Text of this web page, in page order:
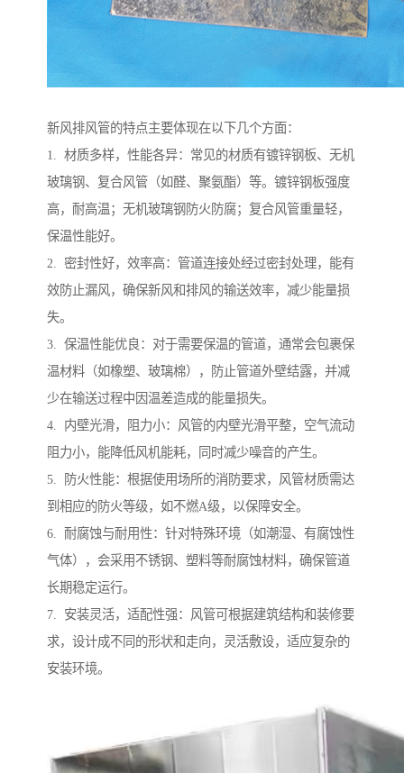
新风排风管的特点主要体现在以下几个方面：
1. 材质多样，性能各异：常见的材质有镀锌钢板、无机
玻璃钢、复合风管（如醛、聚氨酯）等。镀锌钢板强度
高，耐高温；无机玻璃钢防火防腐；复合风管重量轻，
保温性能好。
2. 密封性好，效率高：管道连接处经过密封处理，能有
效防止漏风，确保新风和排风的输送效率，减少能量损
失。
3. 保温性能优良：对于需要保温的管道，通常会包裹保
温材料（如橡塑、玻璃棉），防止管道外壁结露，并减
少在输送过程中因温差造成的能量损失。
4. 内壁光滑，阻力小：风管的内壁光滑平整，空气流动
阻力小，能降低风机能耗，同时减少噪音的产生。
5. 防火性能：根据使用场所的消防要求，风管材质需达
到相应的防火等级，如不燃A级，以保障安全。
6. 耐腐蚀与耐用性：针对特殊环境（如潮湿、有腐蚀性
气体），会采用不锈钢、塑料等耐腐蚀材料，确保管道
长期稳定运行。
7. 安装灵活，适配性强：风管可根据建筑结构和装修要
求，设计成不同的形状和走向，灵活敷设，适应复杂的
安装环境。